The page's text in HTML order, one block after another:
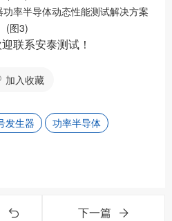
联系安泰测试！
加入收藏
发生器
功率半导体
下一篇